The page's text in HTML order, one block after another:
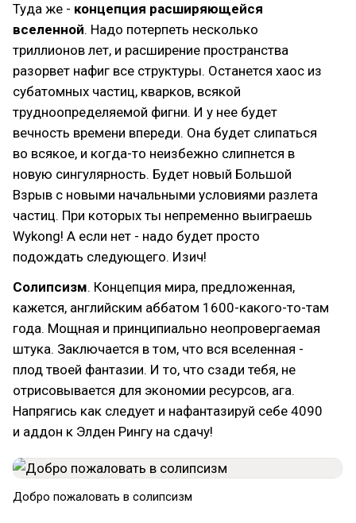
Туда же - концепция расширяющейся
вселенной. Надо потерпеть несколько
триллионов лет, и расширение пространства
разорвет нафиг все структуры. Останется хаос из
субатомных частиц, кварков, всякой
трудноопределяемой фигни. И у нее будет
вечность времени впереди. Она будет слипаться
во всякое, и когда-то неизбежно слипнется в
новую сингулярность. Будет новый Большой
Взрыв с новыми начальными условиями разлета
частиц. При которых ты непременно выиграешь
Wykong! А если нет - надо будет просто
подождать следующего. Изич!
Солипсизм. Концепция мира, предложенная,
кажется, английским аббатом 1600-какого-то-там
года. Мощная и принципиально неопровергаемая
штука. Заключается в том, что вся вселенная -
плод твоей фантазии. И то, что сзади тебя, не
отрисовывается для экономии ресурсов, ага.
Напрягись как следует и нафантазируй себе 4090
и аддон к Элден Рингу на сдачу!
Добро пожаловать в солипсизм